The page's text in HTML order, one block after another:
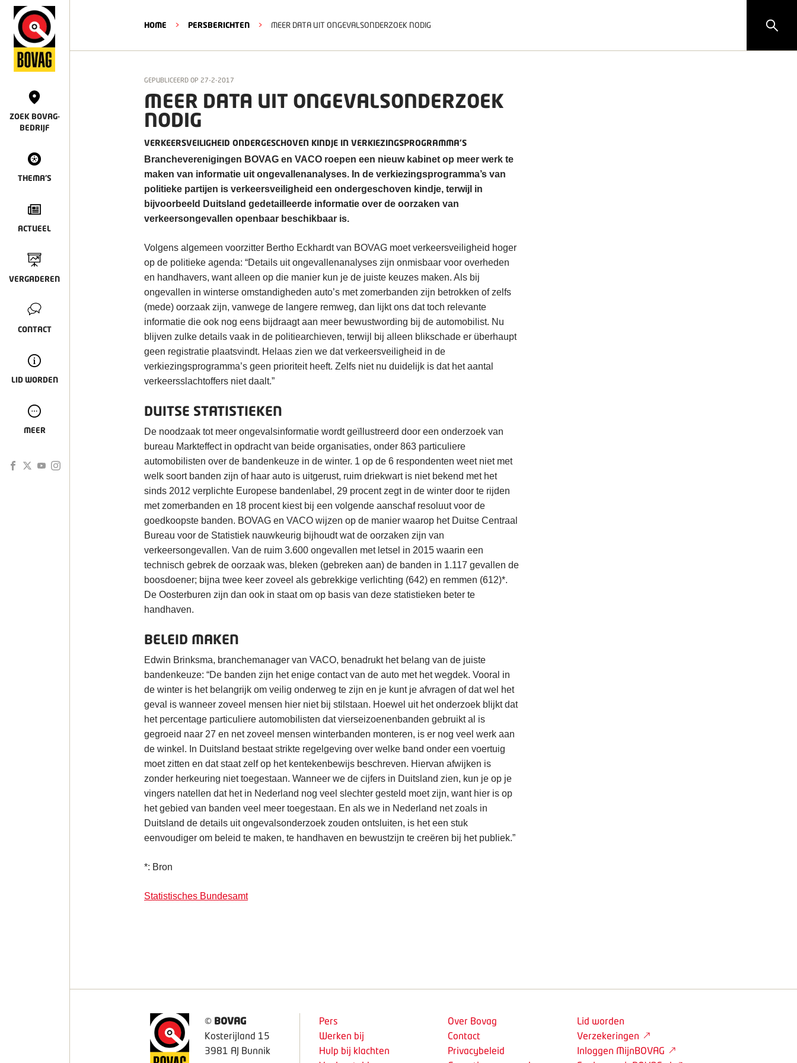
ZOEK BOVAG-
BEDRIJF
THEMA'S
ACTUEEL
VERGADEREN
CONTACT
LID WORDEN
MEER
HOME > PERSBERICHTEN > MEER DATA UIT ONGEVALSONDERZOEK NODIG
GEPUBLICEERD OP 27-2-2017
MEER DATA UIT ONGEVALSONDERZOEK
NODIG
VERKEERSVEILIGHEID ONDERGESCHOVEN KINDJE IN VERKIEZINGSPROGRAMMA’S
Brancheverenigingen BOVAG en VACO roepen een nieuw kabinet op meer werk te
maken van informatie uit ongevallenanalyses. In de verkiezingsprogramma’s van
politieke partijen is verkeersveiligheid een ondergeschoven kindje, terwijl in
bijvoorbeeld Duitsland gedetailleerde informatie over de oorzaken van
verkeersongevallen openbaar beschikbaar is.
Volgens algemeen voorzitter Bertho Eckhardt van BOVAG moet verkeersveiligheid hoger
op de politieke agenda: “Details uit ongevallenanalyses zijn onmisbaar voor overheden
en handhavers, want alleen op die manier kun je de juiste keuzes maken. Als bij
ongevallen in winterse omstandigheden auto’s met zomerbanden zijn betrokken of zelfs
(mede) oorzaak zijn, vanwege de langere remweg, dan lijkt ons dat toch relevante
informatie die ook nog eens bijdraagt aan meer bewustwording bij de automobilist. Nu
blijven zulke details vaak in de politiearchieven, terwijl bij alleen blikschade er überhaupt
geen registratie plaatsvindt. Helaas zien we dat verkeersveiligheid in de
verkiezingsprogramma’s geen prioriteit heeft. Zelfs niet nu duidelijk is dat het aantal
verkeersslachtoffers niet daalt.”
DUITSE STATISTIEKEN
De noodzaak tot meer ongevalsinformatie wordt geïllustreerd door een onderzoek van
bureau Markteffect in opdracht van beide organisaties, onder 863 particuliere
automobilisten over de bandenkeuze in de winter. 1 op de 6 respondenten weet niet met
welk soort banden zijn of haar auto is uitgerust, ruim driekwart is niet bekend met het
sinds 2012 verplichte Europese bandenlabel, 29 procent zegt in de winter door te rijden
met zomerbanden en 18 procent kiest bij een volgende aanschaf resoluut voor de
goedkoopste banden. BOVAG en VACO wijzen op de manier waarop het Duitse Centraal
Bureau voor de Statistiek nauwkeurig bijhoudt wat de oorzaken zijn van
verkeersongevallen. Van de ruim 3.600 ongevallen met letsel in 2015 waarin een
technisch gebrek de oorzaak was, bleken (gebreken aan) de banden in 1.117 gevallen de
boosdoener; bijna twee keer zoveel als gebrekkige verlichting (642) en remmen (612)*.
De Oosterburen zijn dan ook in staat om op basis van deze statistieken beter te
handhaven.
BELEID MAKEN
Edwin Brinksma, branchemanager van VACO, benadrukt het belang van de juiste
bandenkeuze: “De banden zijn het enige contact van de auto met het wegdek. Vooral in
de winter is het belangrijk om veilig onderweg te zijn en je kunt je afvragen of dat wel het
geval is wanneer zoveel mensen hier niet bij stilstaan. Hoewel uit het onderzoek blijkt dat
het percentage particuliere automobilisten dat vierseizoenenbanden gebruikt al is
gegroeid naar 27 en net zoveel mensen winterbanden monteren, is er nog veel werk aan
de winkel. In Duitsland bestaat strikte regelgeving over welke band onder een voertuig
moet zitten en dat staat zelf op het kentekenbewijs beschreven. Hiervan afwijken is
zonder herkeuring niet toegestaan. Wanneer we de cijfers in Duitsland zien, kun je op je
vingers natellen dat het in Nederland nog veel slechter gesteld moet zijn, want hier is op
het gebied van banden veel meer toegestaan. En als we in Nederland net zoals in
Duitsland de details uit ongevalsonderzoek zouden ontsluiten, is het een stuk
eenvoudiger om beleid te maken, te handhaven en bewustzijn te creëren bij het publiek.”
*: Bron
Statistisches Bundesamt
© BOVAG
Kosterijland 15
3981 AJ Bunnik
Pers
Werken bij
Hulp bij klachten
Over Bovag
Contact
Privacybeleid
Lid worden
Verzekeringen
Inloggen MijnBOVAG